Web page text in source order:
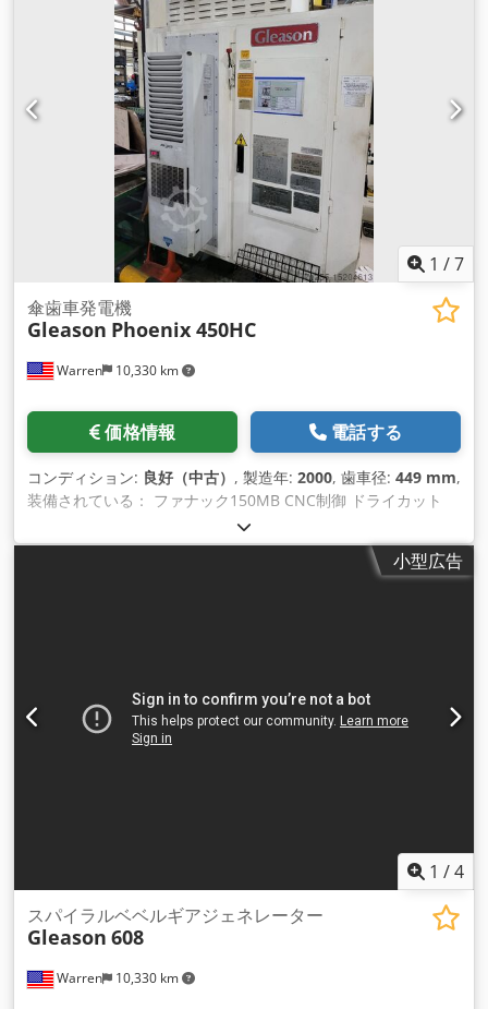
1 /7
Warren 10,330 km
傘歯車発電機
Gleason Phoenix 450HC
価格情報 電話する
コンディション: 良好（中古） , 製造年: 2000, 歯車径: 449 mm,
装備されている： ファナック150MB CNC制御 ドライカット
カッターシュラウド チップ排出システム 自動ドア 油圧システ
ム 潤滑システム 作業灯 スタックライト Djdpfx
Asruakgoilewa 仕様 最大速度比：10：01 作業エリア（連続）
イラルアングルギヤ使用時のギヤピッチ径 最大カッタ径カッタ
ー径12 "カッターを以下の比率で使用した場合： 正面フライス
加工 1 x 1 - 13.5" - 342.9mm 2 x 1 - 16.0" - 406.4mm 5 x 1 -
レン: 102 - 210 mm ワークスピンドル 大径ドリル加工 5 3/64"
304.8mm（1フィート）のコーン上向き勾配： 21/32" コーン
の深さ: 5.29" 穿孔スピンドル全体の直径： 3.35" スピード B軸
ワーク主軸台ドラッグ軸：30度 A軸工作物主軸回転数： 0 83
ジベースプレート：80mm/sec 所要スペース 長さ x 幅 x 高さ
小型広告
1 /4
Warren 10,330 km
スパイラルベベルギアジェネレーター
Gleason 608